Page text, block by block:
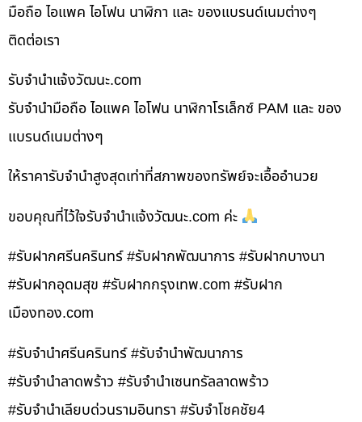
มือถือ ไอแพค ไอโฟน นาฬิกา และ ของแบรนด์เนมต่างๆ
ติดต่อเรา
รับจํานําแจ้งวัฒนะ.com
รับจำนำมือถือ ไอแพค ไอโฟน นาฬิกาโรเล็กซ์ PAM และ ของ
แบรนด์เนมต่างๆ
ให้ราคารับจำนำสูงสุดเท่าที่สภาพของทรัพย์จะเอื้ออำนวย
ขอบคุณที่ไว้ใจรับจำนำแจ้งวัฒนะ.com ค่ะ
#รับฝากศรีนครินทร์ #รับฝากพัฒนาการ #รับฝากบางนา
#รับฝากอุดมสุข #รับฝากกรุงเทพ.com #รับฝาก
เมืองทอง.com
#รับจำนำศรีนครินทร์ #รับจำนำพัฒนาการ
#รับจำนำลาดพร้าว #รับจำนำเซนทรัลลาดพร้าว
#รับจำนำเลียบด่วนรามอินทรา #รับจำโชคชัย4